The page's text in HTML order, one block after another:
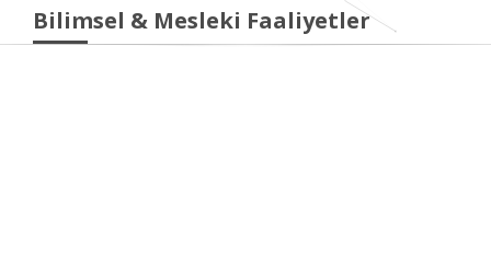
Bilimsel & Mesleki Faaliyetler